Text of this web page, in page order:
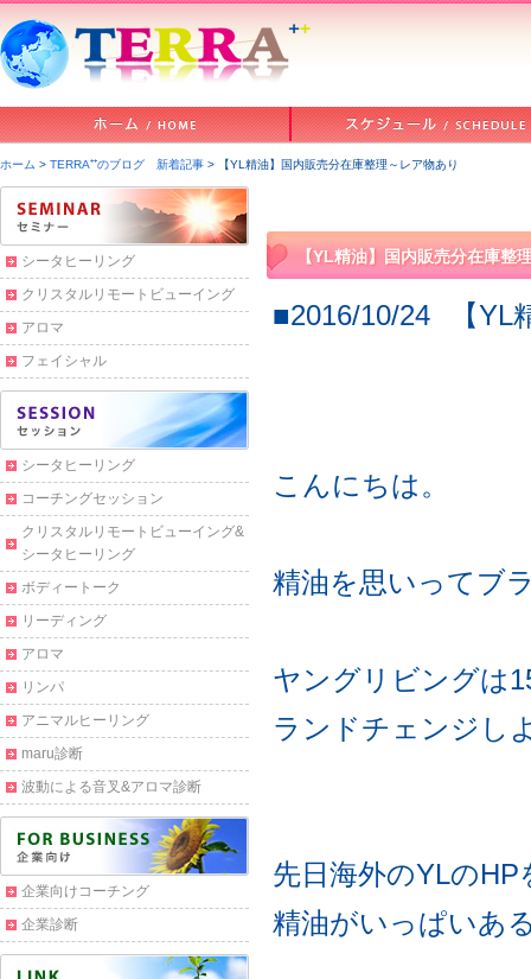
ホーム > TERRA⁺⁺のブログ 新着記事 > 【YL精油】国内販売分在庫整理～レア物あり
【YL精油】国内販売分在庫整
■2016/10/24 【
こんにちは。
精油を思いってブ
ヤングリビングは
ランドチェンジし
先日海外のYLの
精油がいっぱいあ
シータヒーリング
クリスタルリモートビューイング
アロマ
フェイシャル
シータヒーリング
コーチングセッション
クリスタルリモートビューイング&
シータヒーリング
ボディートーク
リーディング
アロマ
リンパ
アニマルヒーリング
maru診断
波動による音叉&アロマ診断
企業向けコーチング
企業診断